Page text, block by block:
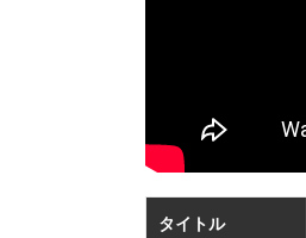
タイトル